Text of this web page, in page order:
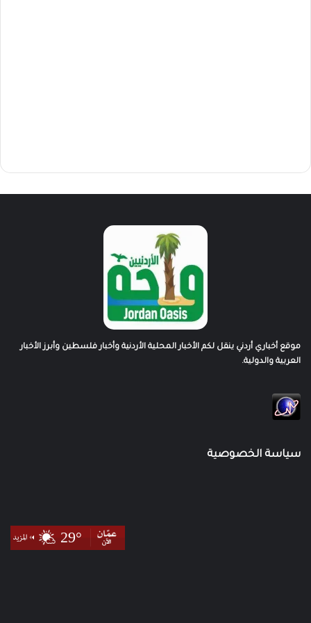
موقع أخباري أردني ينقل لكم الأخبار المحلية الأردنية وأخبار فلسطين وأبرز الأخبار
العربية والدولية.
سياسة الخصوصية